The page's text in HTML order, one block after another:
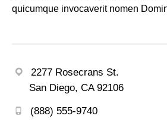
quicumque invocaverit nomen
2277 Rosecrans St.
San Diego, CA 92106
(888) 555-9740